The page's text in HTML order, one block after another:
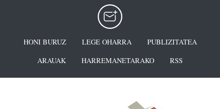
HONI BURUZ LEGE OHARRA
PUBLIZITATEA
ARAUAK
HARREMANETARAKO RSS